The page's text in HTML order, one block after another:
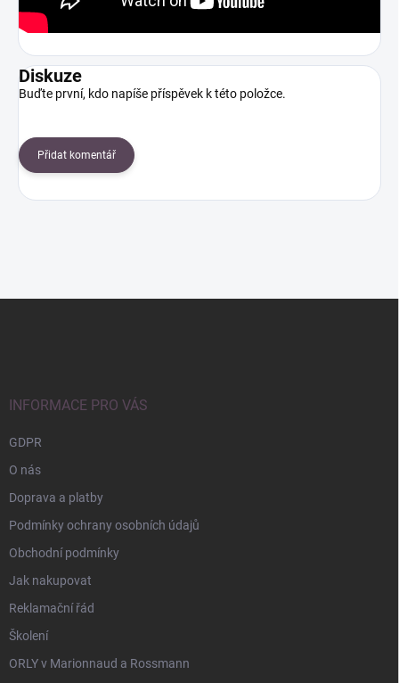
Diskuze
Buďte první, kdo napíše příspěvek k této položce.
Přidat komentář
INFORMACE PRO VÁS
GDPR
O nás
Doprava a platby
Podmínky ochrany osobních údajů
Obchodní podmínky
Jak nakupovat
Reklamační řád
Školení
ORLY v Marionnaud a Rossmann